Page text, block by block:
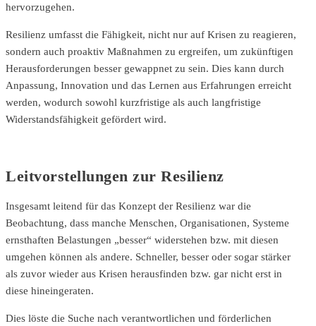
hervorzugehen.
Resilienz umfasst die Fähigkeit, nicht nur auf Krisen zu reagieren,
sondern auch proaktiv Maßnahmen zu ergreifen, um zukünftigen
Herausforderungen besser gewappnet zu sein. Dies kann durch
Anpassung, Innovation und das Lernen aus Erfahrungen erreicht
werden, wodurch sowohl kurzfristige als auch langfristige
Widerstandsfähigkeit gefördert wird.
Leitvorstellungen zur Resilienz
Insgesamt leitend für das Konzept der Resilienz war die
Beobachtung, dass manche Menschen, Organisationen, Systeme
ernsthaften Belastungen „besser“ widerstehen bzw. mit diesen
umgehen können als andere. Schneller, besser oder sogar stärker
als zuvor wieder aus Krisen herausfinden bzw. gar nicht erst in
diese hineingeraten.
Dies löste die Suche nach verantwortlichen und förderlichen